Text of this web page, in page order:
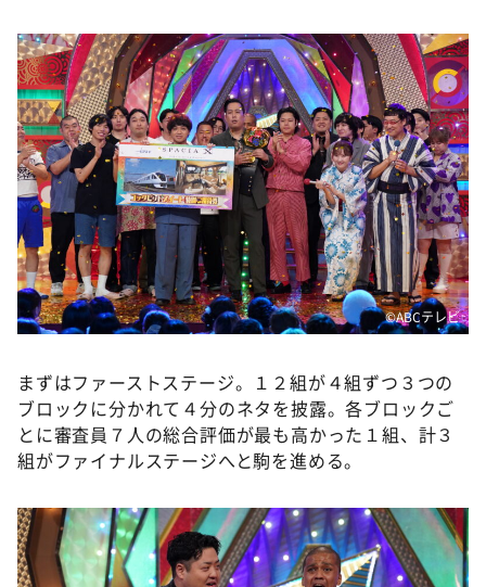
©️ABCテレビ
まずはファーストステージ。１２組が４組ずつ３つの
ブロックに分かれて４分のネタを披露。各ブロックご
とに審査員７人の総合評価が最も高かった１組、計３
組がファイナルステージへと駒を進める。